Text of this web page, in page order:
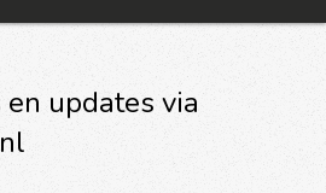
updates via